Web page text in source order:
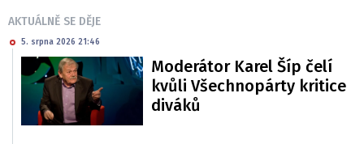
AKTUÁLNĚ SE DĚJE
5. srpna 2026 21:46
Moderátor Karel Šíp čelí
kvůli Všechnopárty kritice
diváků